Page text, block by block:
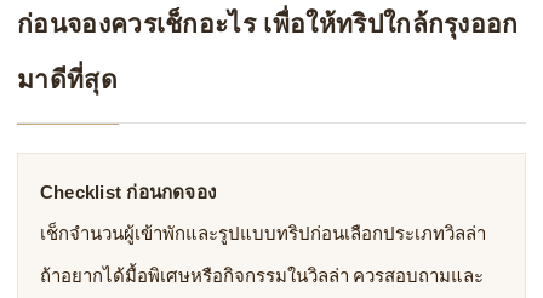
ก่อนจองควรเช็กอะไร เพื่อให้ทริปใกล้กรุงออก
มาดีที่สุด
Checklist ก่อนกดจอง
เช็กจำนวนผู้เข้าพักและรูปแบบทริปก่อนเลือกประเภทวิลล่า
ถ้าอยากได้มื้อพิเศษหรือกิจกรรมในวิลล่า ควรสอบถามและ